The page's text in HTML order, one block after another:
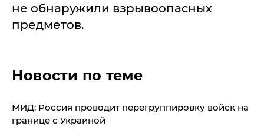
не обнаружили взрывоопасных
предметов.
Новости по теме
МИД: Россия проводит перегруппировку войск на
границе с Украиной